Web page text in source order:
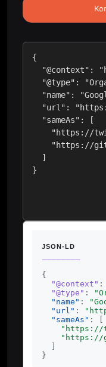
JSON-LD
————————
{
"@context" :
"@type" :
"name" :
"url" :
"sameAs" :
"https://
"https://
}